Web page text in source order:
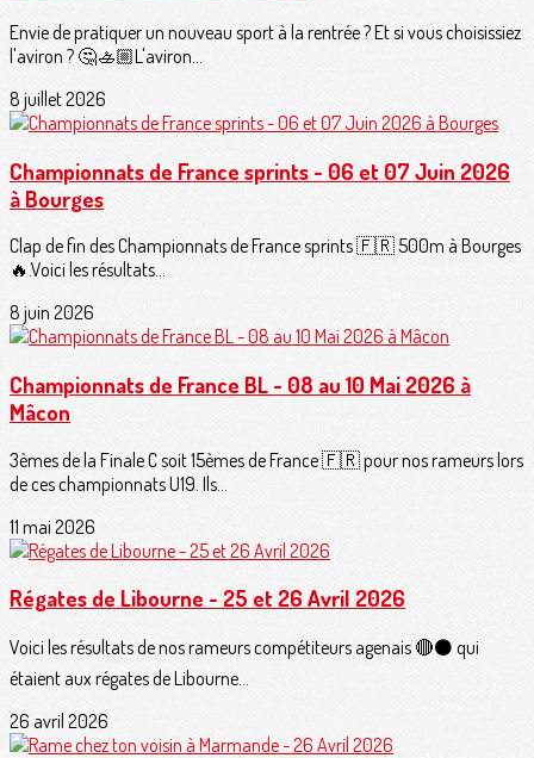
Envie de pratiquer un nouveau sport à la rentrée ? Et si vous choisissiez
l'aviron ? 🤔🚣🏼L'aviron...
8 juillet 2026
Championnats de France sprints - 06 et 07 Juin 2026
à Bourges
Clap de fin des Championnats de France sprints 🇫🇷 500m à Bourges
🔥.Voici les résultats...
8 juin 2026
Championnats de France BL - 08 au 10 Mai 2026 à
Mâcon
3èmes de la Finale C soit 15èmes de France 🇫🇷 pour nos rameurs lors
de ces championnats U19. Ils...
11 mai 2026
Régates de Libourne - 25 et 26 Avril 2026
Voici les résultats de nos rameurs compétiteurs agenais 🔴⚫️ qui
étaient aux régates de Libourne...
26 avril 2026